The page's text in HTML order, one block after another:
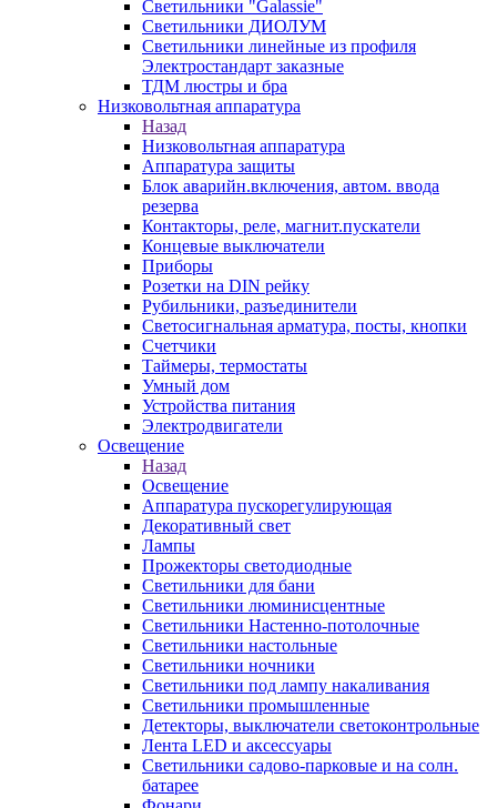
Светильники "Galassie"
Светильники ДИОЛУМ
Светильники линейные из профиля
Электростандарт заказные
ТДМ люстры и бра
Низковольтная аппаратура
Назад
Низковольтная аппаратура
Аппаратура защиты
Блок аварийн.включения, автом. ввода
резерва
Контакторы, реле, магнит.пускатели
Концевые выключатели
Приборы
Розетки на DIN рейку
Рубильники, разъединители
Светосигнальная арматура, посты, кнопки
Счетчики
Таймеры, термостаты
Умный дом
Устройства питания
Электродвигатели
Освещение
Назад
Освещение
Аппаратура пускорегулирующая
Декоративный свет
Лампы
Прожекторы светодиодные
Светильники для бани
Светильники люминисцентные
Светильники Настенно-потолочные
Светильники настольные
Светильники ночники
Светильники под лампу накаливания
Светильники промышленные
Детекторы, выключатели светоконтрольные
Лента LED и аксессуары
Светильники садово-парковые и на солн.
батарее